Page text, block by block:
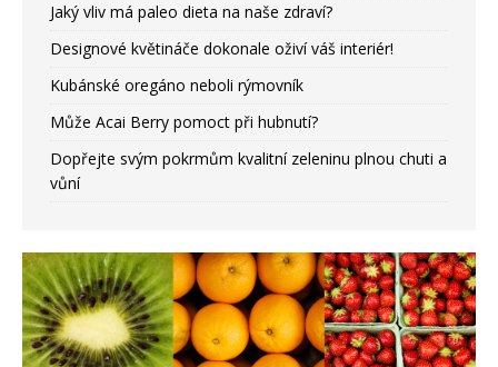
Jaký vliv má paleo dieta na naše zdraví?
Designové květináče dokonale oživí váš interiér!
Kubánské oregáno neboli rýmovník
Může Acai Berry pomoct při hubnutí?
Dopřejte svým pokrmům kvalitní zeleninu plnou chuti a
vůní